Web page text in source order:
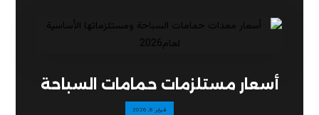
أسعار مستلزمات حمامات السباحة
فبراير 8, 2026